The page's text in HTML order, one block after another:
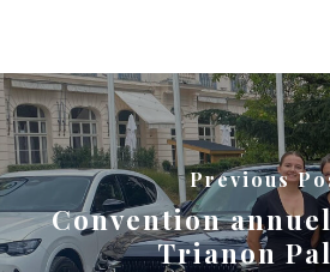
Previous
Convention
Trianon